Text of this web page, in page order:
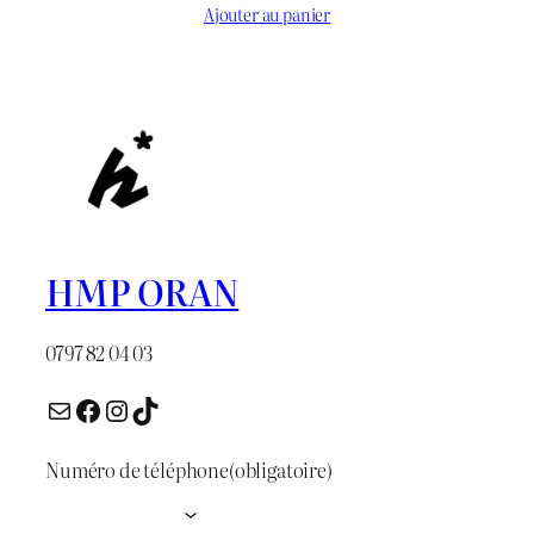
prix
prix
Ajouter au panier
HMP ORAN
0797 82 04 03
E-mail Facebook InstagramTikTok
Numéro de téléphone(obligatoire)